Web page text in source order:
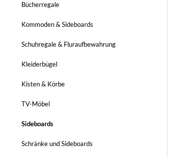
Bücherregale
Kommoden & Sideboards
Schuhregale & Fluraufbewahrung
Kleiderbügel
Kisten & Körbe
TV-Möbel
Sideboards
Schränke und Sideboards